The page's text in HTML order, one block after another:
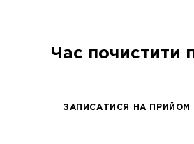
радник з питань
Алевтина Діва
Час почистити
ЗАПИСАТИСЯ НА ПРИЙОМ